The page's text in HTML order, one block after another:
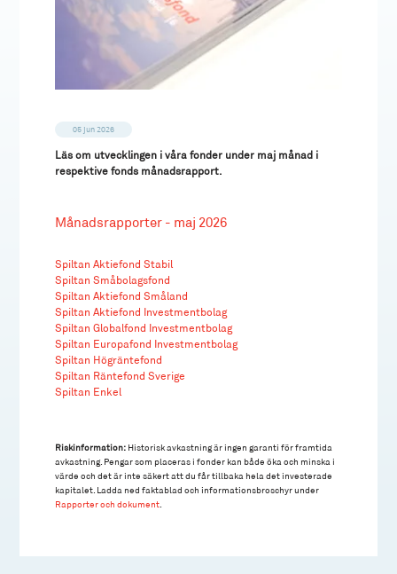
05 jun 2026
Läs om utvecklingen i våra fonder under maj månad i
respektive fonds månadsrapport.
Månadsrapporter - maj 2026
Spiltan Aktiefond Stabil
Spiltan Småbolagsfond
Spiltan Aktiefond Småland
Spiltan Aktiefond Investmentbolag
Spiltan Globalfond Investmentbolag
Spiltan Europafond Investmentbolag
Spiltan Högräntefond
Spiltan Räntefond Sverige
Spiltan Enkel
Riskinformation: Historisk avkastning är ingen garanti för framtida
avkastning. Pengar som placeras i fonder kan både öka och minska i
värde och det är inte säkert att du får tillbaka hela det investerade
kapitalet. Ladda ned faktablad och informationsbroschyr under
Rapporter och dokument